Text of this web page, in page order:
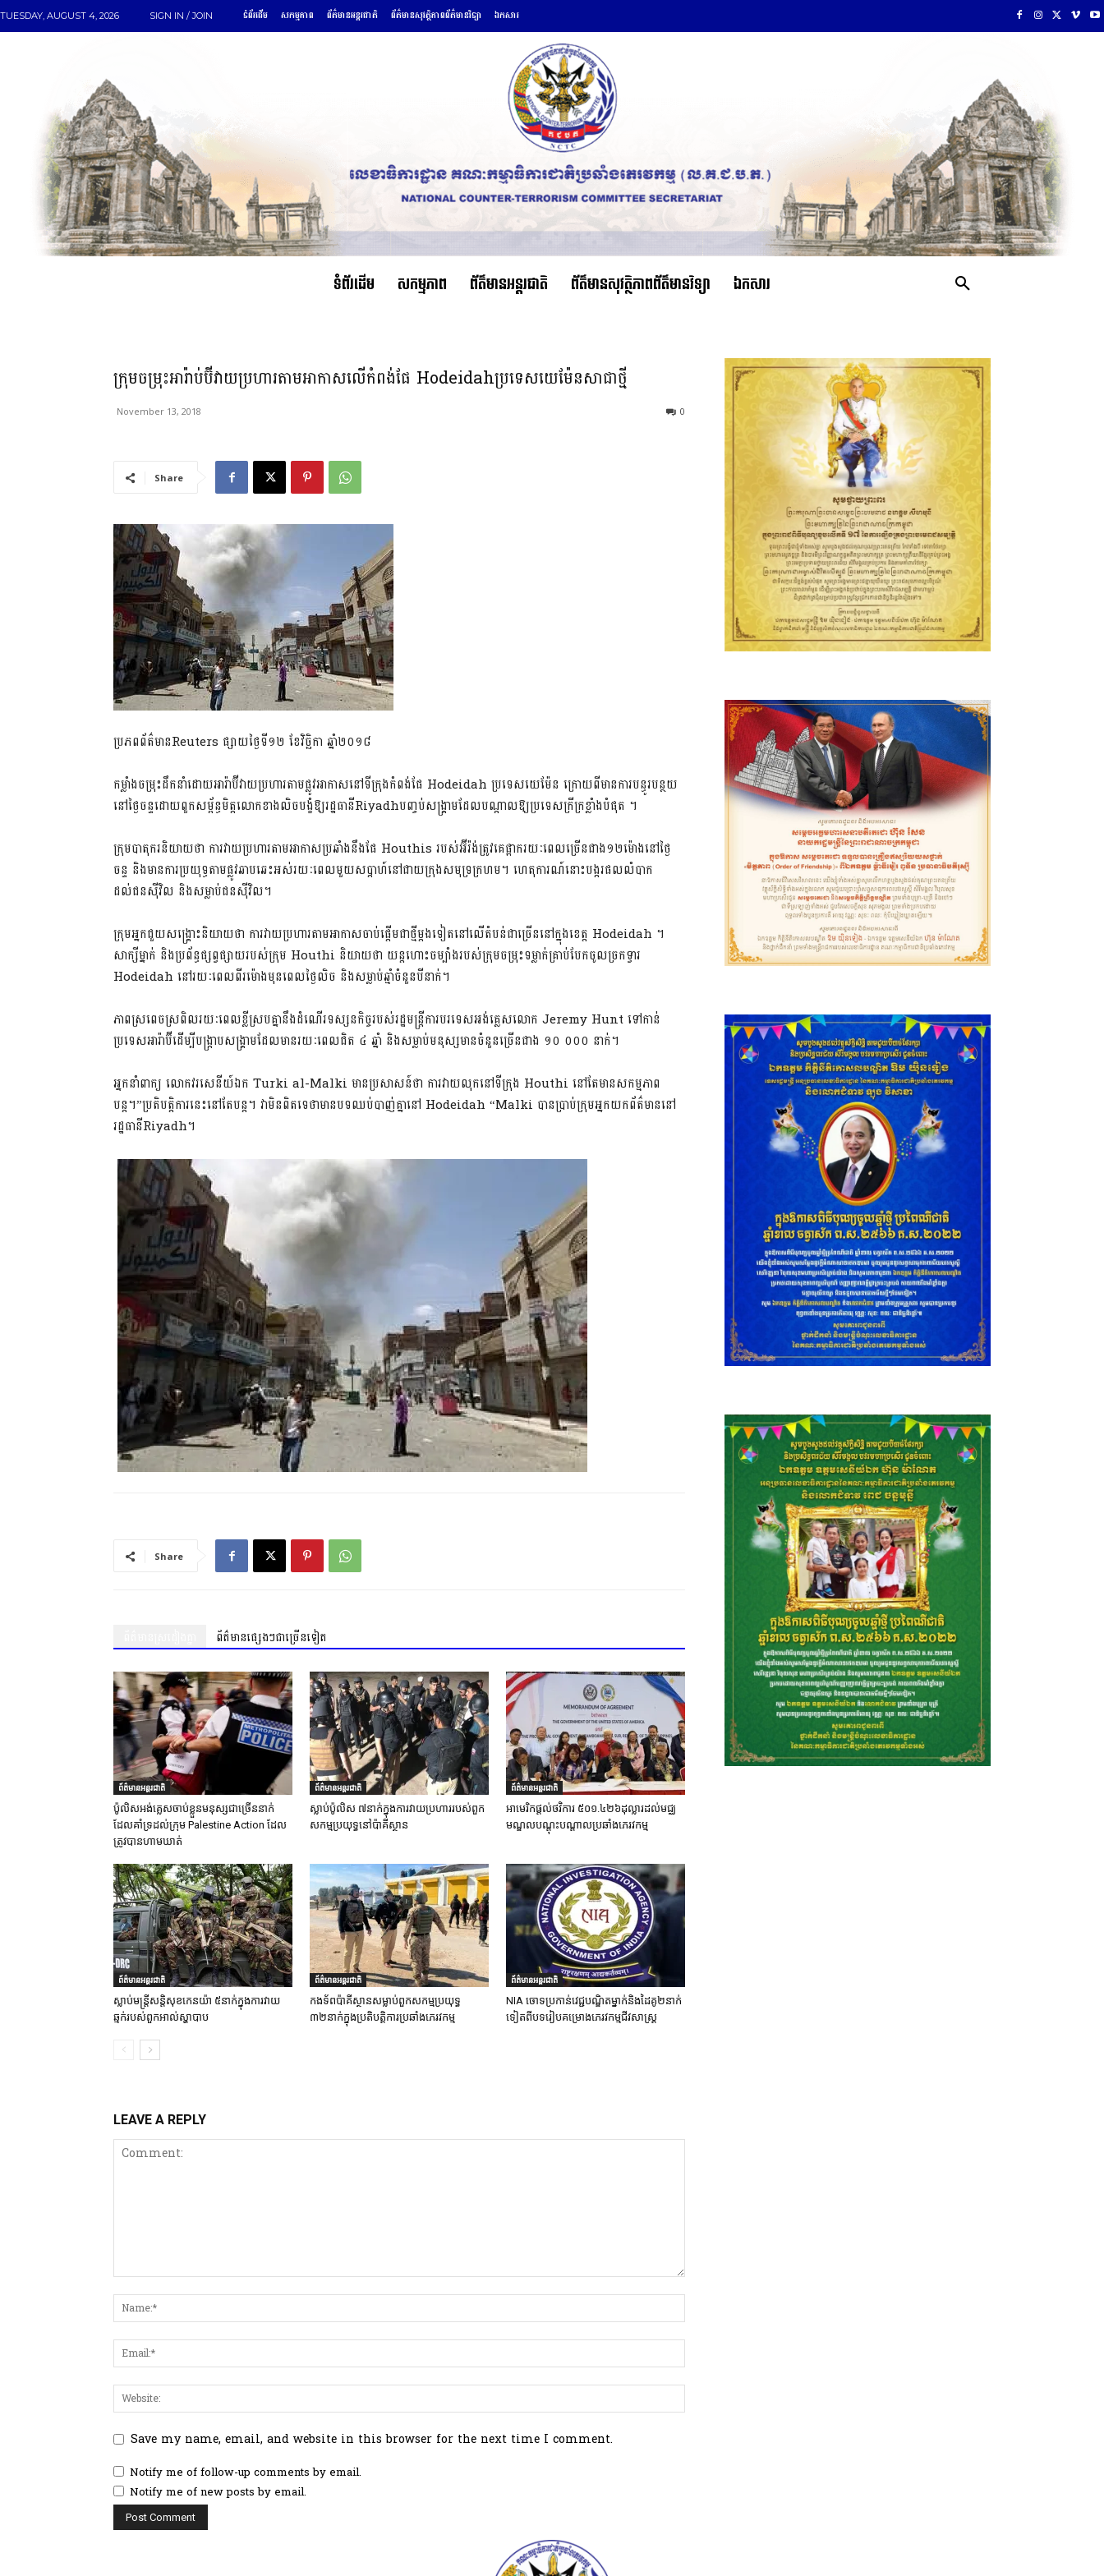
TUESDAY, AUGUST 4, 2026 SIGN IN / JOIN ទំព័រដើម សកម្មភាព ព័ត៌មានអន្តរជាតិ ព័ត៌មានសុវត្ថិភាពព័ត៌មានវិទ្យា ឯកសារ
ទំព័រដើម សកម្មភាព ព័ត៌មានអន្តរជាតិ ព័ត៌មានសុវត្ថិភាពព័ត៌មានវិទ្យា ឯកសារ
ក្រុមចម្រុះអារ៉ាប់ប៊ីវាយប្រហារតាមអាកាសលើកំពង់ផែ Hodeidahប្រទេសយេម៉ែនសាជាថ្មី
November 13, 2018 0
Share
ប្រភពព័ត៌មានReuters ផ្សាយថ្ងៃទី១២ ខែវិច្ឆិកា ឆ្នាំ២០១៨
កម្លាំងចម្រុះដឹកនាំដោយអារ៉ាប៊ីវាយប្រហារតាមផ្លូវអាកាសនៅទីក្រុងកំពង់ផែ Hodeidah ប្រទេសយេម៉ែន ក្រោយពីមានការបន្ធូរបន្ថយ
នៅថ្ងៃចន្ទដោយពួកសម្ព័ន្ធមិត្តលោកខាងលិចបង្ខំឱ្យរដ្ឋធានីRiyadhបញ្ចប់សង្គ្រាមដែលបណ្តាលឱ្យប្រទេសក្រីក្រខ្លាំងបំផុត ។
ក្រុមបាតុករនិយាយថា ការវាយប្រហារតាមអាកាសប្រឆាំងនឹងផែ Houthis របស់អ៊ីរ៉ង់ត្រូវគេផ្អាករយៈពេលច្រើនជាង១២ម៉ោងនៅថ្ងៃ
ចន្ទ និងមានការប្រយុទ្ធតាមផ្លូវឆាបឆេះអស់រយៈពេលមួយសប្តាហ៍នៅជាយក្រុងសមុទ្រក្រហម។ ហេតុការណ៍នោះបង្ករផលលំបាក
ដល់ជនស៊ីវិល និងសម្លាប់ជនស៊ីវិល។
ក្រុមអ្នកជួយសង្គ្រោះនិយាយថា ការវាយប្រហារតាមអាកាសចាប់ផ្តើមជាថ្មីម្តងទៀតនៅលើតំបន់ជាច្រើននៅក្នុងខេត្ត Hodeidah ។
សាក្សីម្នាក់ និងប្រព័ន្ធផ្សព្វផ្សាយរបស់ក្រុម Houthi និយាយថា យន្តហោះចម្បាំងរបស់ក្រុមចម្រុះទម្លាក់គ្រាប់បែកចូលច្រកទ្វារ
Hodeidah នៅរយៈពេលពីរម៉ោងមុនពេលថ្ងៃលិច និងសម្លាប់ឆ្មាំចំនួនបីនាក់។
ភាពស្រពេចស្រពិលរយៈពេលខ្លីស្របគ្នានឹងដំណើរទស្សនកិច្ចរបស់រដ្ឋមន្ត្រីការបរទេសអង់គ្លេសលោក Jeremy Hunt ទៅកាន់
ប្រទេសអារ៉ាប៊ីដើម្បីបង្ក្រាបសង្រ្គាមដែលមានរយៈពេលជិត ៤ ឆ្នាំ និងសម្លាប់មនុស្សមានចំនួនច្រើនជាង ១០ ០០០ នាក់។
អ្នកនាំពាក្យ លោកវរសេនីយ៍ឯក Turki al-Malki មានប្រសាសន៍ថា ការវាយលុកនៅទីក្រុង Houthi នៅតែមានសកម្មភាព
បន្ត។”ប្រតិបត្តិការនេះនៅតែបន្ត។ វាមិនពិតទេថាមានបទឈប់បាញ់គ្នានៅ Hodeidah “Malki បានប្រាប់ក្រុមអ្នកយកព័ត៌មាននៅ
រដ្ឋធានីRiyadh។
Share
ព័ត៌មានផ្សេងៗជាច្រើនទៀត
ព័ត៌មានអន្តរជាតិ
ប៉ូលិសអង់គ្លេសចាប់ខ្លួនមនុស្សជាច្រើននាក់
ដែលគាំទ្រដល់ក្រុម Palestine Action ដែល
ត្រូវបានហាមឃាត់
ព័ត៌មានអន្តរជាតិ
ស្លាប់ប៉ូលិស ៧នាក់ក្នុងការវាយប្រហាររបស់ពួក
សកម្មប្រយុទ្ធនៅប៉ាគីស្ថាន
ព័ត៌មានអន្តរជាតិ
អាមេរិកផ្តល់ថវិការ ៥០១.៤២៦ដុល្លារដល់មជ្ឈ
មណ្ឌលបណ្តុះបណ្តាលប្រឆាំងភេរវកម្ម
ព័ត៌មានអន្តរជាតិ
ស្លាប់មន្ត្រីសន្តិសុខកេនយ៉ា ៥នាក់ក្នុងការវាយ
ឆ្មក់របស់ពួកអាល់ស្ហាបាប
ព័ត៌មានអន្តរជាតិ
កងទ័ពប៉ាគីស្ថានសម្លាប់ពួកសកម្មប្រយុទ្ធ
៣២នាក់ក្នុងប្រតិបត្តិការប្រឆាំងភេរវកម្ម
ព័ត៌មានអន្តរជាតិ
NIA ចោទប្រកាន់វេជ្ជបណ្ឌិតម្នាក់និងដៃគូ២នាក់
ទៀតពីបទរៀបគម្រោងភេរវកម្មជីវសាស្ត្រ
LEAVE A REPLY
Save my name, email, and website in this browser for the next time I comment.
Notify me of follow-up comments by email.
Notify me of new posts by email.